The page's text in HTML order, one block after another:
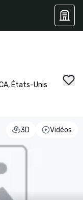
États-Unis
3D Vidéos